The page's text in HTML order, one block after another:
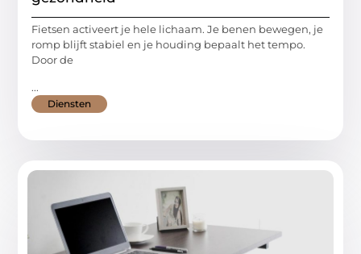
Fietsen activeert je hele lichaam. Je benen bewegen, je
romp blijft stabiel en je houding bepaalt het tempo.
Door de
...
Diensten